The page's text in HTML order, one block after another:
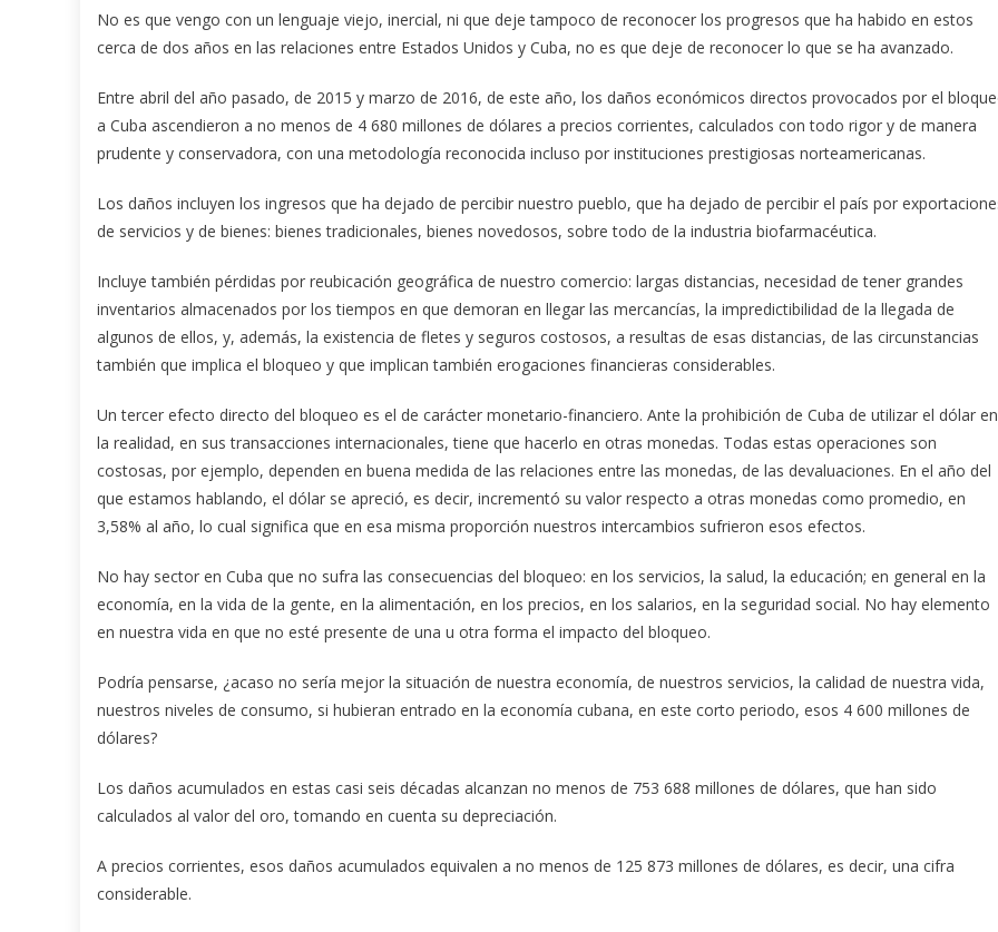
No es que vengo con un lenguaje viejo, inercial, ni que deje tampoco de reconocer los progresos que ha habido en estos
cerca de dos años en las relaciones entre Estados Unidos y Cuba, no es que deje de reconocer lo que se ha avanzado.
Entre abril del año pasado, de 2015 y marzo de 2016, de este año, los daños económicos directos provocados por el
a Cuba ascendieron a no menos de 4 680 millones de dólares a precios corrientes, calculados con todo rigor y de manera
prudente y conservadora, con una metodología reconocida incluso por instituciones prestigiosas norteamericanas.
Los daños incluyen los ingresos que ha dejado de percibir nuestro pueblo, que ha dejado de percibir el país por
de servicios y de bienes: bienes tradicionales, bienes novedosos, sobre todo de la industria biofarmacéutica.
Incluye también pérdidas por reubicación geográfica de nuestro comercio: largas distancias, necesidad de tener grandes
inventarios almacenados por los tiempos en que demoran en llegar las mercancías, la impredictibilidad de la llegada de
algunos de ellos, y, además, la existencia de fletes y seguros costosos, a resultas de esas distancias, de las circunstancias
también que implica el bloqueo y que implican también erogaciones financieras considerables.
Un tercer efecto directo del bloqueo es el de carácter monetario-financiero. Ante la prohibición de Cuba de utilizar el dólar en
la realidad, en sus transacciones internacionales, tiene que hacerlo en otras monedas. Todas estas operaciones son
costosas, por ejemplo, dependen en buena medida de las relaciones entre las monedas, de las devaluaciones. En el año del
que estamos hablando, el dólar se apreció, es decir, incrementó su valor respecto a otras monedas como promedio, en
3,58% al año, lo cual significa que en esa misma proporción nuestros intercambios sufrieron esos efectos.
No hay sector en Cuba que no sufra las consecuencias del bloqueo: en los servicios, la salud, la educación; en general en la
economía, en la vida de la gente, en la alimentación, en los precios, en los salarios, en la seguridad social. No hay elemento
en nuestra vida en que no esté presente de una u otra forma el impacto del bloqueo.
Podría pensarse, ¿acaso no sería mejor la situación de nuestra economía, de nuestros servicios, la calidad de nuestra vida,
nuestros niveles de consumo, si hubieran entrado en la economía cubana, en este corto periodo, esos 4 600 millones de
dólares?
Los daños acumulados en estas casi seis décadas alcanzan no menos de 753 688 millones de dólares, que han sido
calculados al valor del oro, tomando en cuenta su depreciación.
A precios corrientes, esos daños acumulados equivalen a no menos de 125 873 millones de dólares, es decir, una cifra
considerable.